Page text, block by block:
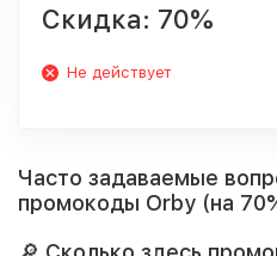
Скидка: 70%
Не действует
Часто задаваемые
промокоды Orby (на